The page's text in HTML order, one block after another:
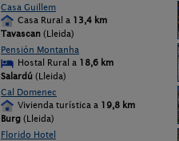
Casa Guillem
Casa Rural a 13,4 km
Tavascan (Lleida)
Pensión Montanha
Hostal Rural a 18,6 km
Salardú (Lleida)
Cal Domenec
Vivienda turística a 19,8 km
Burg (Lleida)
Florido Hotel